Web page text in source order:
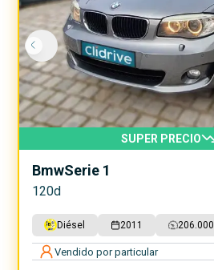
SUPER PRECIO
BmwSerie 1
120d
Diésel 2011 206.000
Vendido por particular